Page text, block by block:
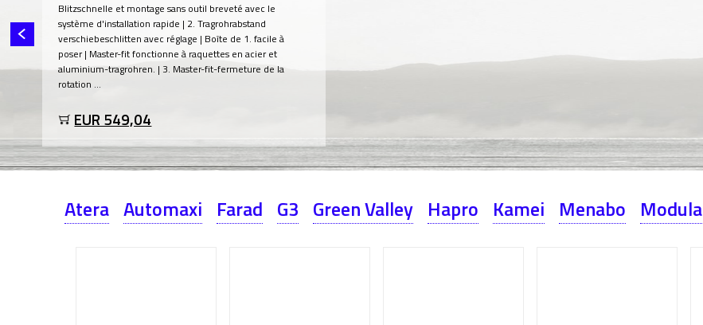
Blitzschnelle et montage sans outil breveté avec le
système d'installation rapide | 2. Tragrohrabstand
verschiebeschlitten avec réglage | Boîte de 1. facile à
poser | Master-fit fonctionne à raquettes en acier et
aluminium-tragrohren. | 3. Master-fit-fermeture de la
rotation ...
EUR 549,04
Atera Automaxi Farad G3 Green Valley Hapro Kamei Menabo Modula